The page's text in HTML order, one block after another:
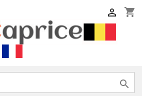
shopping_cart

